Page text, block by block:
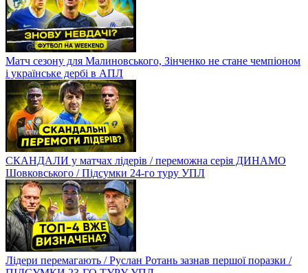
Матч сезону для Малиновського, Зінченко не стане чемпіоном
і українське дербі в АПЛ
СКАНДАЛИ у матчах лідерів / переможна серія ДИНАМО
Шовковського / Підсумки 24-го туру УПЛ
Лідери перемагають / Руслан Ротань зазнав першої поразки /